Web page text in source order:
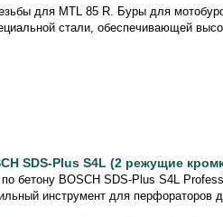
для MTL 85 R. Буры для
стали, обеспечивающей
SDS-Plus S4L (2 режущие
бетону BOSCH SDS-Plus S4L
инструмент для перфораторов